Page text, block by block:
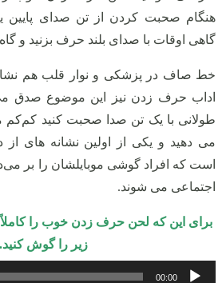
هنگام صحبت کردن از تن صدای پایین یا
گاهی اوقات با صدای بلند حرف بزنید و
خط صاف در پزشکی و نوار قلب هم
اداب حرف زدن نیز این موضوع صدق
طولانی با یک تن صدا صحبت کنید کم‌کم
می‌ دهید و یکی از اولین نشانه‌ های
است که افراد گوشی موبایلشان را بر
اجتماعی می‌ شوند.
برای این که لحن حرف زدن خوب را
زیر را گوش کنید.
پخش‌کننده00:00